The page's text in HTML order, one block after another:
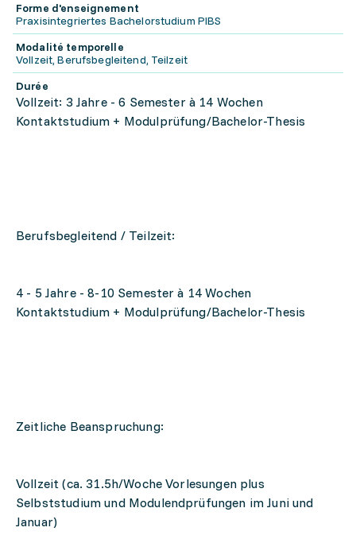
Forme d'enseignement
Praxisintegriertes Bachelorstudium PIBS
Modalité temporelle
Vollzeit, Berufsbegleitend, Teilzeit
Durée
Vollzeit: 3 Jahre - 6 Semester à 14 Wochen
Kontaktstudium + Modulprüfung/Bachelor-Thesis
Berufsbegleitend / Teilzeit:
4 - 5 Jahre - 8-10 Semester à 14 Wochen
Kontaktstudium + Modulprüfung/Bachelor-Thesis
Zeitliche Beanspruchung:
Vollzeit (ca. 31.5h/Woche Vorlesungen plus
Selbststudium und Modulendprüfungen im Juni und
Januar)